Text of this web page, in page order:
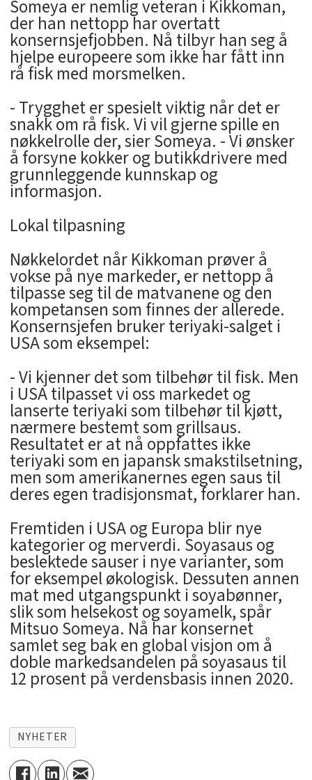
Someya er nemlig veteran i Kikkoman,
der han nettopp har overtatt
konsernsjefjobben. Nå tilbyr han seg å
hjelpe europeere som ikke har fått inn
rå fisk med morsmelken.
- Trygghet er spesielt viktig når det er
snakk om rå fisk. Vi vil gjerne spille en
nøkkelrolle der, sier Someya. - Vi ønsker
å forsyne kokker og butikkdrivere med
grunnleggende kunnskap og
informasjon.
Lokal tilpasning
Nøkkelordet når Kikkoman prøver å
vokse på nye markeder, er nettopp å
tilpasse seg til de matvanene og den
kompetansen som finnes der allerede.
Konsernsjefen bruker teriyaki-salget i
USA som eksempel:
- Vi kjenner det som tilbehør til fisk. Men
i USA tilpasset vi oss markedet og
lanserte teriyaki som tilbehør til kjøtt,
nærmere bestemt som grillsaus.
Resultatet er at nå oppfattes ikke
teriyaki som en japansk smakstilsetning,
men som amerikanernes egen saus til
deres egen tradisjonsmat, forklarer han.
Fremtiden i USA og Europa blir nye
kategorier og merverdi. Soyasaus og
beslektede sauser i nye varianter, som
for eksempel økologisk. Dessuten annen
mat med utgangspunkt i soyabønner,
slik som helsekost og soyamelk, spår
Mitsuo Someya. Nå har konsernet
samlet seg bak en global visjon om å
doble markedsandelen på soyasaus til
12 prosent på verdensbasis innen 2020.
NYHETER